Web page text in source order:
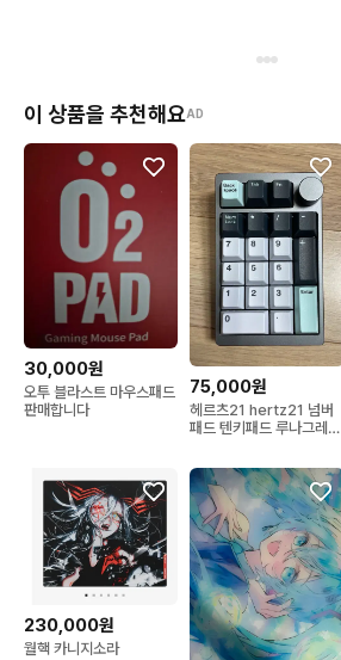
이 상품을 추천해요AD
30,000원
오투 블라스트 마우스패드
판매합니다
75,000원
헤르츠21 hertz21 넘버
패드 텐키패드 루나그레이
230,000원
월핵 카니지소라